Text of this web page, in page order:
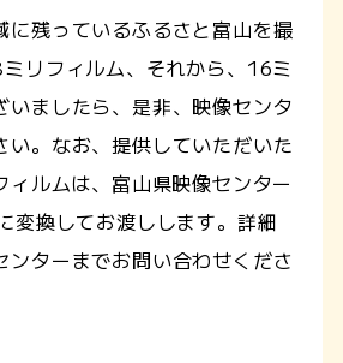
残っているふるさと富山を撮
リフィルム、それから、16ミ
いましたら、是非、映像センタ
い。なお、提供していただいた
ルムは、富山県映像センター
変換してお渡しします。詳細
ンターまでお問い合わせくださ